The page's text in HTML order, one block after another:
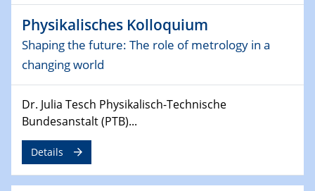
06.02.2025
Sfb-trr247-all Seminar
CataLysis Joint Colloquium)
10.02.2025 - 11.02.2025
Sfb-trr247-all Workshop
UnOCat
11.02.2025
SFB/TRR 270 Kolloquium
Physikalisches Kolloquium
Shaping the future: The role of metrology in a
changing world
Dr. Julia Tesch Physikalisch-Technische
Bundesanstalt (PTB)...
Details